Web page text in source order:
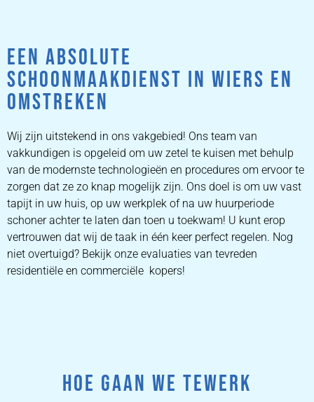
EEN ABSOLUTE
SCHOONMAAKDIENST IN WIERS EN
OMSTREKEN
Wij zijn uitstekend in ons vakgebied! Ons team van
vakkundigen is opgeleid om uw zetel te kuisen met behulp
van de modernste technologieën en procedures om ervoor te
zorgen dat ze zo knap mogelijk zijn. Ons doel is om uw vast
tapijt in uw huis, op uw werkplek of na uw huurperiode
schoner achter te laten dan toen u toekwam! U kunt erop
vertrouwen dat wij de taak in één keer perfect regelen. Nog
niet overtuigd? Bekijk onze evaluaties van tevreden
residentiële en commerciële kopers!
HOE GAAN WE TEWERK